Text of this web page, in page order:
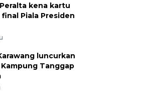
kena kartu
final Piala Presiden
luncurkan
Tanggap